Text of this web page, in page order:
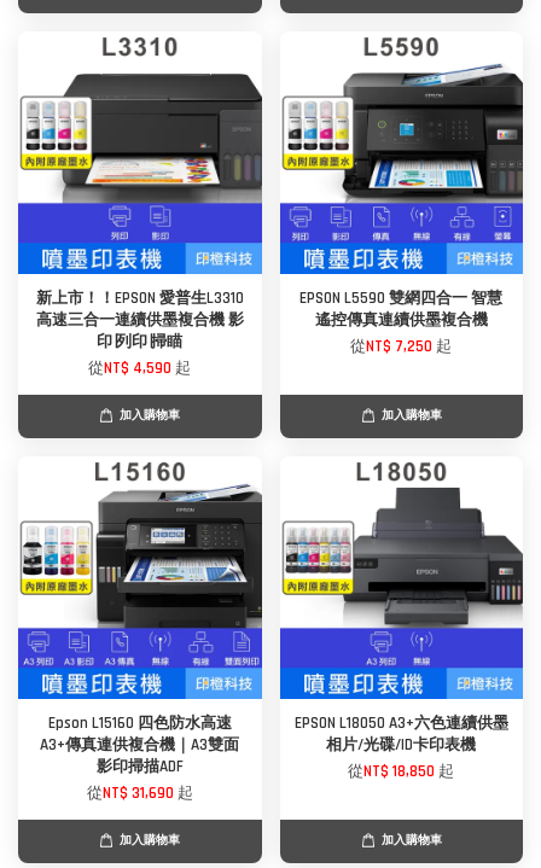
新上市！！EPSON 愛普生L3310
高速三合一連續供墨複合機 影
印∣列印∣掃瞄
從NT$ 4,590 起
加入購物車
EPSON L5590 雙網四合一 智慧
遙控傳真連續供墨複合機
從NT$ 7,250 起
加入購物車
Epson L15160 四色防水高速
A3+傳真連供複合機｜A3雙面
影印掃描ADF
從NT$ 31,690 起
加入購物車
EPSON L18050 A3+六色連續供墨
相片/光碟/ID卡印表機
從NT$ 18,850 起
加入購物車